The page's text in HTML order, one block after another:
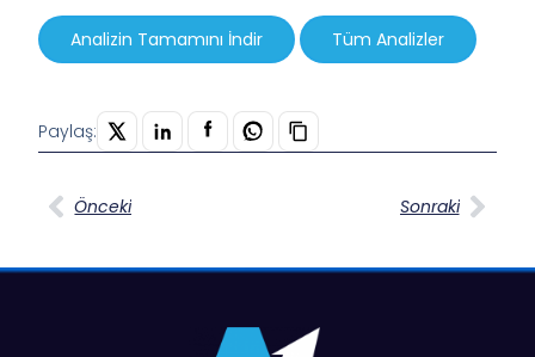
Analizin Tamamını İndir Tüm Analizler
Paylaş:
Önceki Sonraki